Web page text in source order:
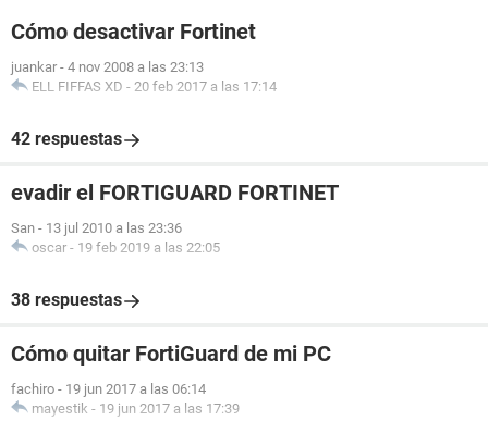
Cómo desactivar Fortinet
juankar - 4 nov 2008 a las 23:13
ELL FIFFAS XD - 20 feb 2017 a las 17:14
42 respuestas
evadir el FORTIGUARD FORTINET
San - 13 jul 2010 a las 23:36
oscar - 19 feb 2019 a las 22:05
38 respuestas
Cómo quitar FortiGuard de mi PC
fachiro - 19 jun 2017 a las 06:14
mayestik - 19 jun 2017 a las 17:39